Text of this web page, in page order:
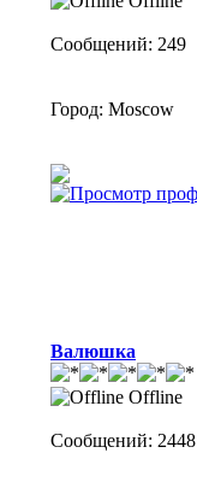
Сообщений: 249
Город: Moscow
Валюшка
Offline
Сообщений: 2448